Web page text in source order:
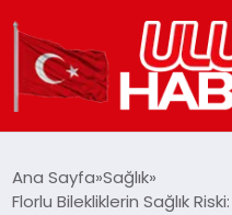
Ana Sayfa Sağlık
Florlu Bilekliklerin Sağlık